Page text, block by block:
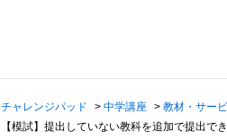
チャレンジパッド > 中学講座 > 教材・サー
【模試】提出していない教科を追加で提出で